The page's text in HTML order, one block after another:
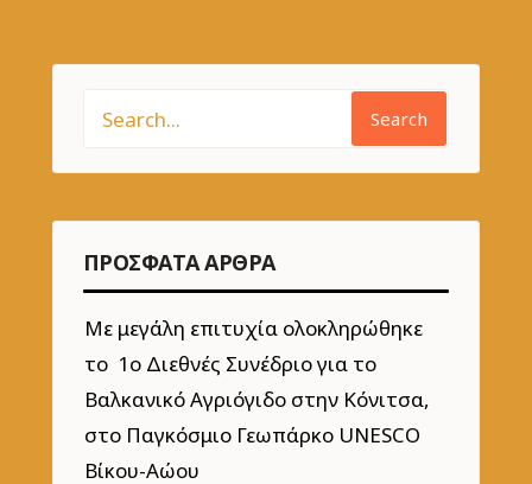
Search
ΠΡΌΣΦΑΤΑ ΆΡΘΡΑ
Με μεγάλη επιτυχία ολοκληρώθηκε
το 1ο Διεθνές Συνέδριο για το
Βαλκανικό Αγριόγιδο στην Κόνιτσα,
στο Παγκόσμιο Γεωπάρκο UNESCO
Βίκου-Αώου